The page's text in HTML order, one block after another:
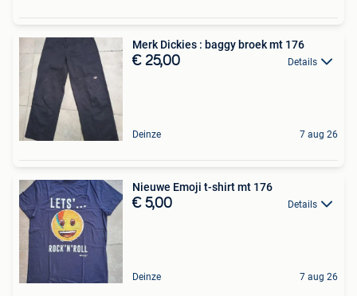
Merk Dickies : baggy broek mt 176
€ 25,00 Details
Deinze 7 aug 26
Nieuwe Emoji t-shirt mt 176
€ 5,00 Details
Deinze 7 aug 26